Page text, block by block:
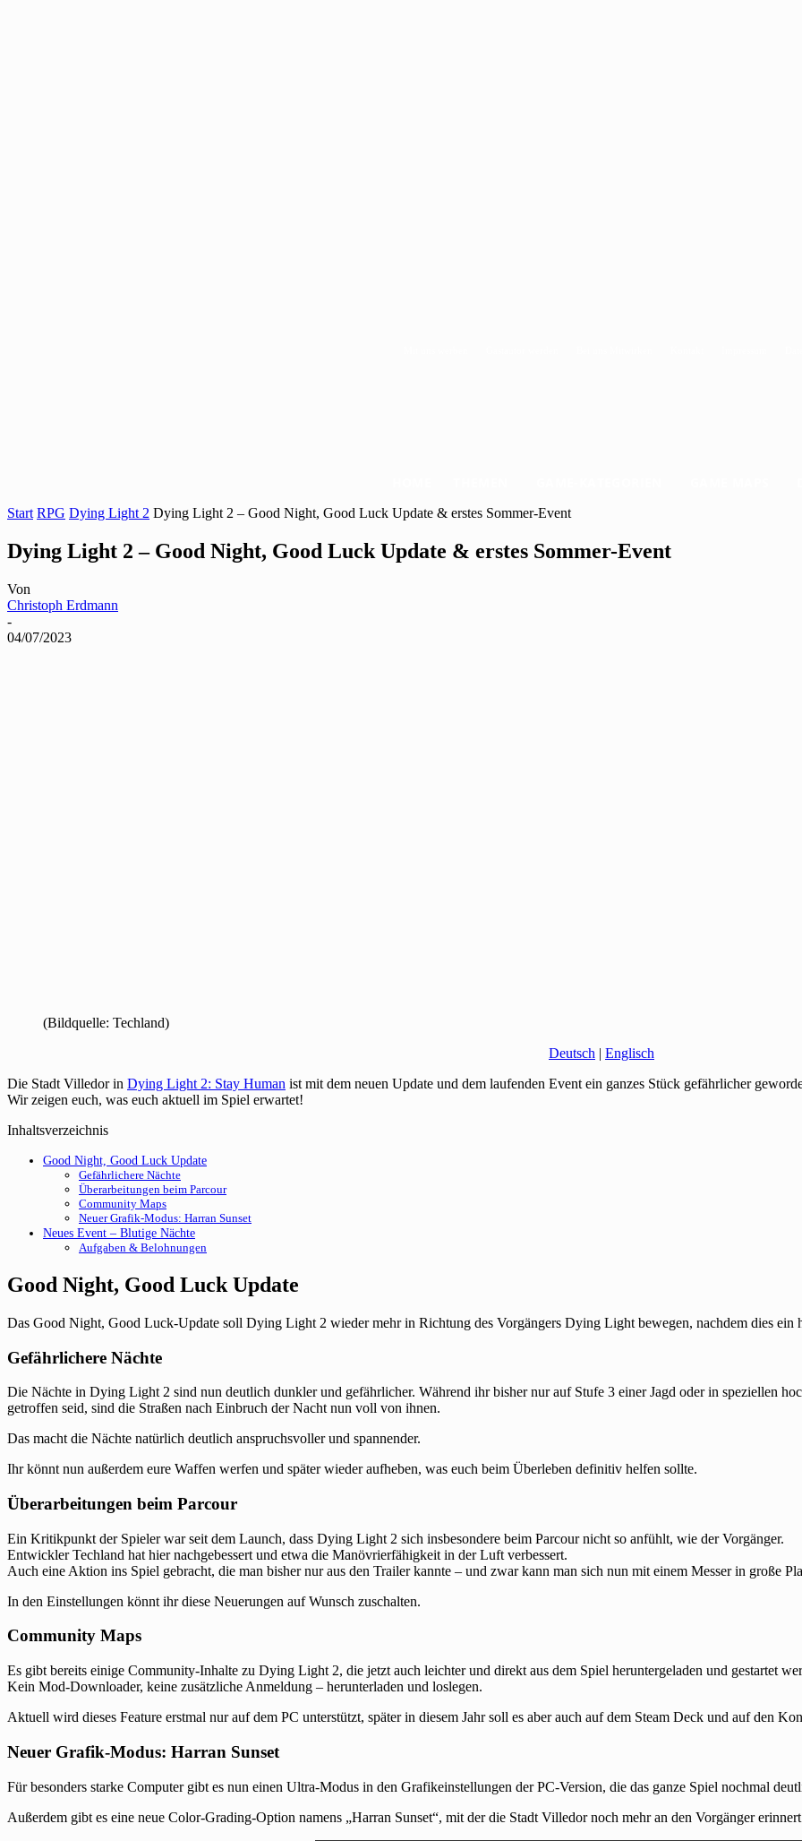
Start RPG Dying Light 2 Dying Light 2 – Good Night, Good Luck Update & erstes Sommer-Event
Dying Light 2 – Good Night, Good Luck Update & erstes Sommer-Event
Von
Christoph Erdmann
-
04/07/2023
(Bildquelle: Techland)
Deutsch | Englisch
Die Stadt Villedor in Dying Light 2: Stay Human ist mit dem neuen Update und dem laufenden Event ein ganzes Stück gefährlicher
Wir zeigen euch, was euch aktuell im Spiel erwartet!
Inhaltsverzeichnis
Good Night, Good Luck Update
Gefährlichere Nächte
Überarbeitungen beim Parcour
Community Maps
Neuer Grafik-Modus: Harran Sunset
Neues Event – Blutige Nächte
Aufgaben & Belohnungen
Good Night, Good Luck Update
Das Good Night, Good Luck-Update soll Dying Light 2 wieder mehr in Richtung des Vorgängers Dying Light bewegen, nachdem dies
Gefährlichere Nächte
Die Nächte in Dying Light 2 sind nun deutlich dunkler und gefährlicher. Während ihr bisher nur auf Stufe 3 einer Jagd oder in speziellen
getroffen seid, sind die Straßen nach Einbruch der Nacht nun voll von ihnen.
Das macht die Nächte natürlich deutlich anspruchsvoller und spannender.
Ihr könnt nun außerdem eure Waffen werfen und später wieder aufheben, was euch beim Überleben definitiv helfen sollte.
Überarbeitungen beim Parcour
Ein Kritikpunkt der Spieler war seit dem Launch, dass Dying Light 2 sich insbesondere beim Parcour nicht so anfühlt, wie der Vorgänger.
Entwickler Techland hat hier nachgebessert und etwa die Manövrierfähigkeit in der Luft verbessert.
Auch eine Aktion ins Spiel gebracht, die man bisher nur aus den Trailer kannte – und zwar kann man sich nun mit einem Messer in große
In den Einstellungen könnt ihr diese Neuerungen auf Wunsch zuschalten.
Community Maps
Es gibt bereits einige Community-Inhalte zu Dying Light 2, die jetzt auch leichter und direkt aus dem Spiel heruntergeladen und gestartet
Kein Mod-Downloader, keine zusätzliche Anmeldung – herunterladen und loslegen.
Aktuell wird dieses Feature erstmal nur auf dem PC unterstützt, später in diesem Jahr soll es aber auch auf dem Steam Deck und auf den
Neuer Grafik-Modus: Harran Sunset
Für besonders starke Computer gibt es nun einen Ultra-Modus in den Grafikeinstellungen der PC-Version, die das ganze Spiel nochmal
Außerdem gibt es eine neue Color-Grading-Option namens „Harran Sunset“, mit der die Stadt Villedor noch mehr an den Vorgänger